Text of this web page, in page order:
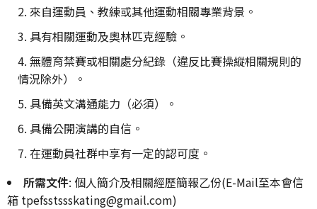
來自運動員、教練或其他運動相關專業背景。
具有相關運動及奧林匹克經驗。
無體育禁賽或相關處分紀錄（違反比賽操縱相關規則的
情況除外）。
具備英文溝通能力（必須）。
具備公開演講的自信。
在運動員社群中享有一定的認可度。
所需文件: 個人簡介及相關經歷簡報乙份(E-Mail至本會信
箱 tpefsstssskating@gmail.com)